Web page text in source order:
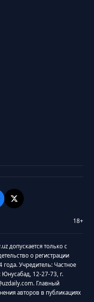
18+
допускается только с
о регистрации
Учредитель: Частное
Юнусабад, 12-27-73, г.
Главный
авторов в публикациях